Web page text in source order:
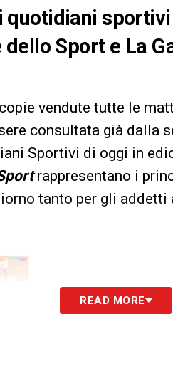
quotidiani
Sport e La
vendute tutte le
consultata già dalla
Sportivi di oggi in
rappresentano i
tanto per gli addetti
READ MORE